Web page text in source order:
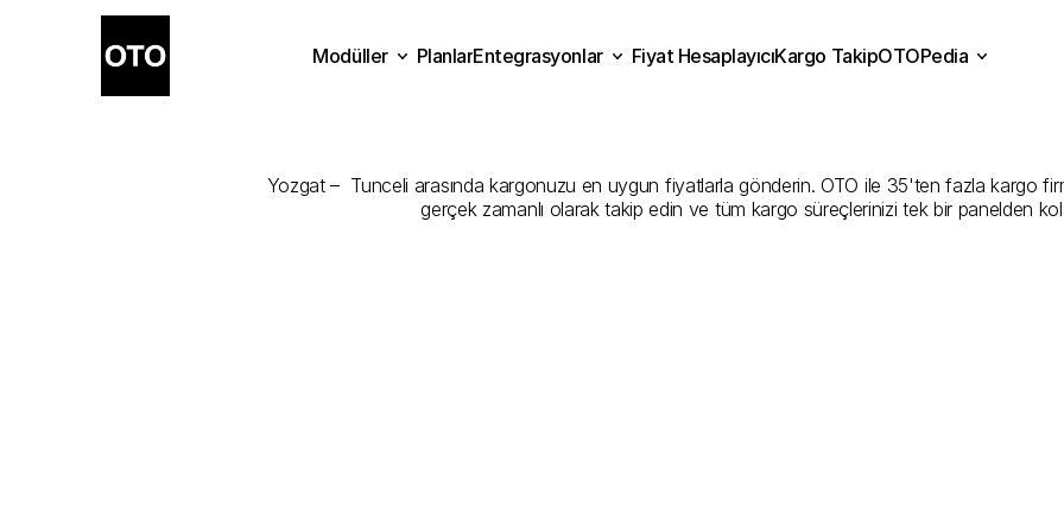
Yozgat –  Tunceli arasında kargonuzu en uygun fiyatlarla gönderin. OTO ile 35'ten fazla kargo
gerçek zamanlı olarak takip edin ve tüm kargo süreçlerinizi tek bir panelden
Modüller
PlanlarEntegrasyonlar
Fiyat HesaplayıcıKargo TakipOTOPedia